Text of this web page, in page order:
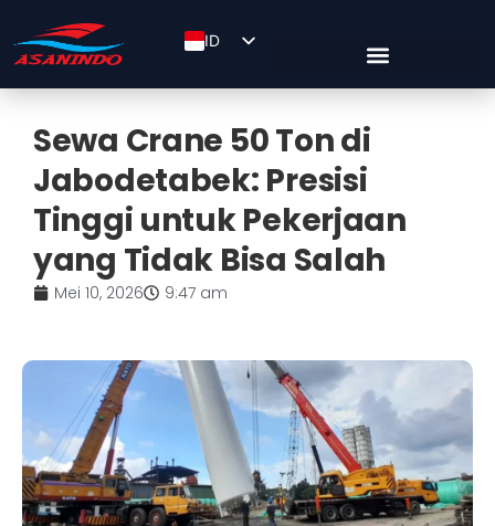
ID
Sewa Crane 50 Ton di
Jabodetabek: Presisi
Tinggi untuk Pekerjaan
yang Tidak Bisa Salah
Mei 10, 2026 9:47 am